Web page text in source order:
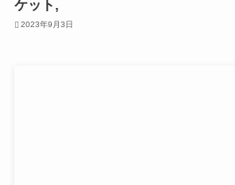
ケット,
2023年9月3日